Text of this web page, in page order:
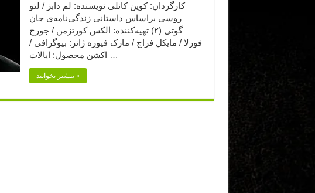
کارگردان: کوین کانلی نویسنده: لم دابز / لئو
روسی براساس داستانی زندگی‌نامه‌ی جان
گوتی (۲) تهیه‌کننده: الکس کورتزمن / جورج
فورلا / مایکل فراچ / مارک فیوره ژانر: بیوگرافی /
اکشن محصول: ایالات …
بیشتر بخوانید »